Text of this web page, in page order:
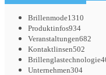
Brillenmode1310
Produktinfos934
Veranstaltungen682
Kontaktlinsen502
Brillenglastechnologie
Unternehmen304